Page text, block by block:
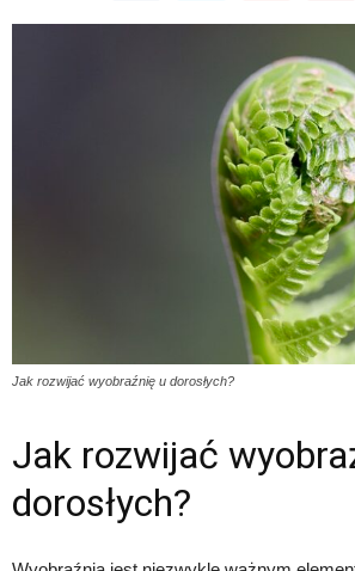
Jak rozwijać wyobraźnię u dorosłych?
Jak rozwijać
dorosłych?